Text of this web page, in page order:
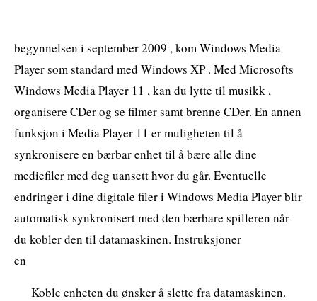
begynnelsen i september 2009 , kom Windows Media
Player som standard med Windows XP . Med Microsofts
Windows Media Player 11 , kan du lytte til musikk ,
organisere CDer og se filmer samt brenne CDer. En annen
funksjon i Media Player 11 er muligheten til å
synkronisere en bærbar enhet til å bære alle dine
mediefiler med deg uansett hvor du går. Eventuelle
endringer i dine digitale filer i Windows Media Player blir
automatisk synkronisert med den bærbare spilleren når
du kobler den til datamaskinen. Instruksjoner
en
Koble enheten du ønsker å slette fra datamaskinen.